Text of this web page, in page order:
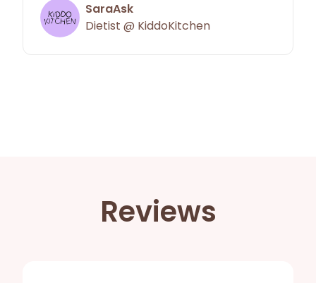
SaraAsk
Dietist @ KiddoKitchen
Reviews